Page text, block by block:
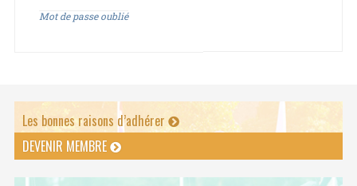
Mot de passe oublié
Les bonnes raisons d’adhérer
DEVENIR MEMBRE